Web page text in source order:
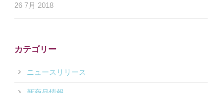
26 7月 2018
カテゴリー
ニュースリリース